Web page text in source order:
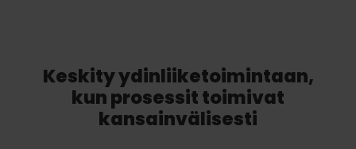
Keskity ydinliiketoimintaan,
kun prosessit toimivat
kansainvälisesti